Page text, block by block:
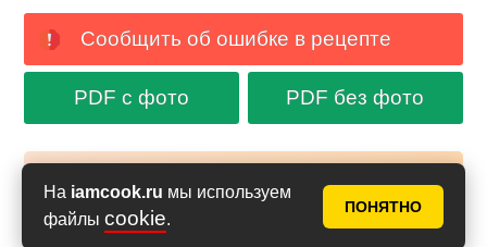
На iamcook.ru мы используем
файлы cookie.
ПОНЯТНО
Сообщить об ошибке в рецепте
PDF с фото PDF без фото
Аймкук в Макс
Новые рецепты и кулинарные идеи каждый день в
Российском мессенджере MAX